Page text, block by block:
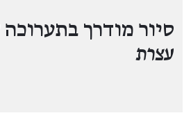
סיור מודרך בתערוכה
עצרת